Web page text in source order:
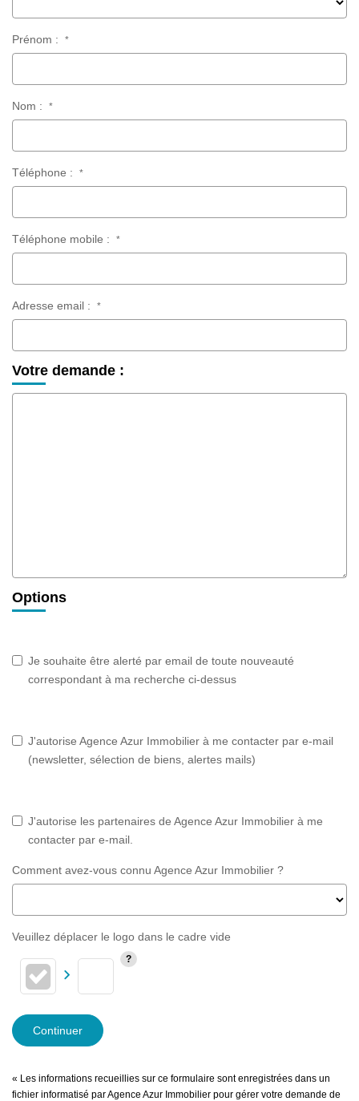
Prénom : *
Nom : *
Téléphone : *
Téléphone mobile : *
Adresse email : *
Votre demande :
Options
Je souhaite être alerté par email de toute nouveauté
correspondant à ma recherche ci-dessus
J'autorise Agence Azur Immobilier à me contacter par e-mail
(newsletter, sélection de biens, alertes mails)
J'autorise les partenaires de Agence Azur Immobilier à me
contacter par e-mail.
Comment avez-vous connu Agence Azur Immobilier ?
Veuillez déplacer le logo dans le cadre vide
Continuer
« Les informations recueillies sur ce formulaire sont enregistrées dans un
fichier informatisé par Agence Azur Immobilier pour gérer votre demande de